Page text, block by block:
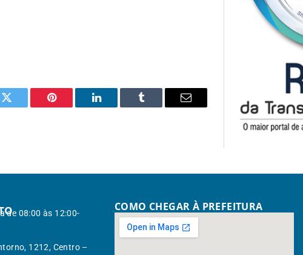
Twitter Pinterest LinkedIn Tumblr Email
de 08:00 às 12:00-
1212, Centro –
COMO CHEGAR À PREFEITURA